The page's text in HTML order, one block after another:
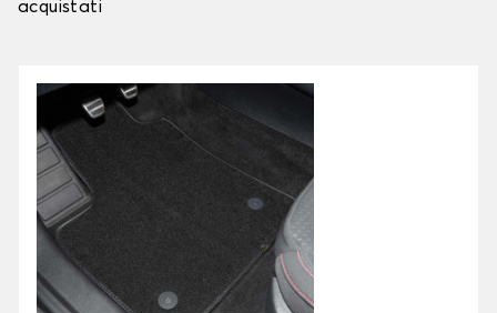
acquistati